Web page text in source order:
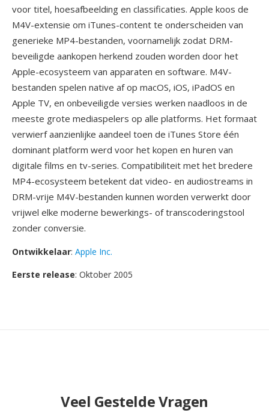
voor titel, hoesafbeelding en classificaties. Apple koos de
M4V-extensie om iTunes-content te onderscheiden van
generieke MP4-bestanden, voornamelijk zodat DRM-
beveiligde aankopen herkend zouden worden door het
Apple-ecosysteem van apparaten en software. M4V-
bestanden spelen native af op macOS, iOS, iPadOS en
Apple TV, en onbeveiligde versies werken naadloos in de
meeste grote mediaspelers op alle platforms. Het formaat
verwierf aanzienlijke aandeel toen de iTunes Store één
dominant platform werd voor het kopen en huren van
digitale films en tv-series. Compatibiliteit met het bredere
MP4-ecosysteem betekent dat video- en audiostreams in
DRM-vrije M4V-bestanden kunnen worden verwerkt door
vrijwel elke moderne bewerkings- of transcoderingstool
zonder conversie.
Ontwikkelaar: Apple Inc.
Eerste release: Oktober 2005
Veel Gestelde Vragen